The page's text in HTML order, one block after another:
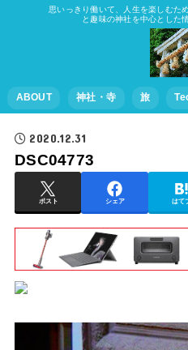
思いっきり働いて、人生を楽しむた
と趣味の神社を中心とした
ABOUT 神社・寺 旅
2020.12.31
DSC04773
ポスト シェア はて